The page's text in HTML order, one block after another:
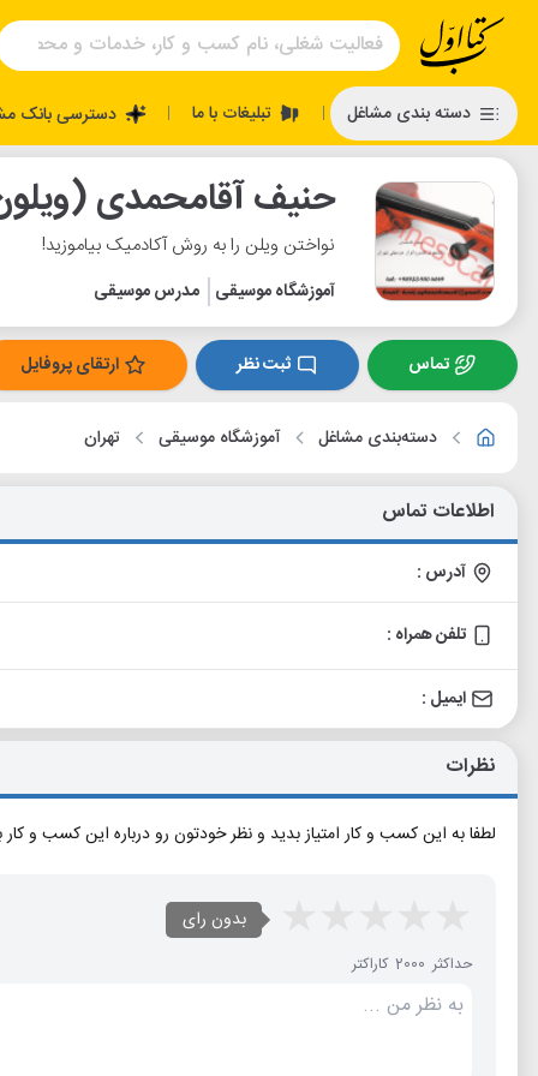
دسته بندی مشاغل | تبلیغات با ما | دسترسی بانک
حنیف آقامحمدی
نواختن ویلن را به روش آکادمیک بیاموزید!
آموزشگاه موسیقی مدرس موسیقی
تماس ثبت نظر ارتقای پروفایل
دسته‌بندی مشاغل آموزشگاه موسیقی تهران
اطلاعات تماس
آدرس :
تلفن همراه :
ایمیل :
نظرات
لطفا به این کسب و کار امتیاز بدید و نظر خودتون رو درباره این کسب و کار
بدون رای
حداکثر 2000 کاراکتر